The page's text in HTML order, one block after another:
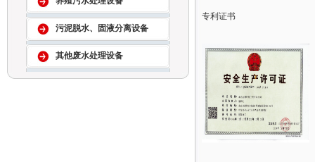
污泥脱水、固液分离设备
其他废水处理设备
专利证书